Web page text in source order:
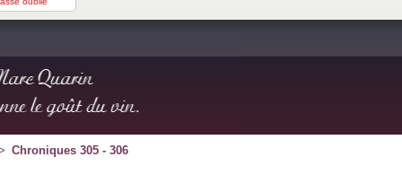
Chroniques 305 - 306